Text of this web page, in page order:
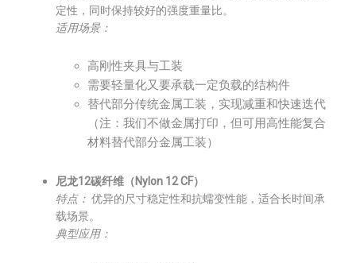
定性，同时保持较好的强度重量比。
适用场景：
高刚性夹具与工装
需要轻量化又要承载一定负载的结构件
替代部分传统金属工装，实现减重和快速迭代
（注：我们不做金属打印，但可用高性能复合
材料替代部分金属工装）
尼龙12碳纤维（Nylon 12 CF）
特点： 优异的尺寸稳定性和抗蠕变性能，适合长时间承
载场景。
典型应用：